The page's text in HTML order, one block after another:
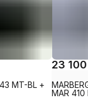
MT-BL +
23
MAR 410